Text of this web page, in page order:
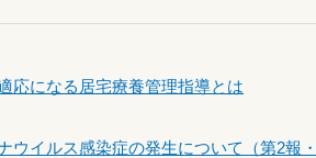
応になる居宅療養管理指導とは
ウイルス感染症の発生について（第2報・